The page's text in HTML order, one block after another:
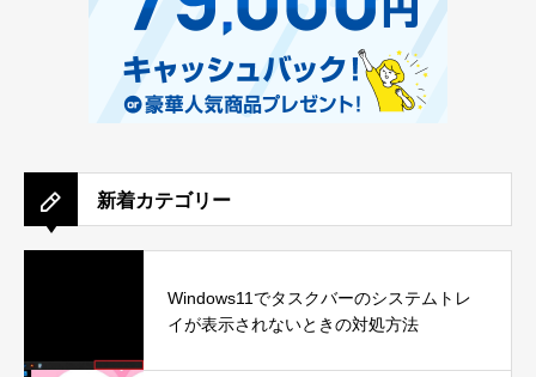
新着カテゴリー
Windows11でタスクバーのシステムトレ
イが表示されないときの対処方法